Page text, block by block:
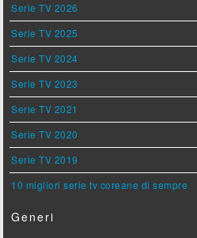
Serie TV 2026
Serie TV 2025
Serie TV 2024
Serie TV 2023
Serie TV 2021
Serie TV 2020
Serie TV 2019
10 migliori serie tv coreane di sempre
Generi